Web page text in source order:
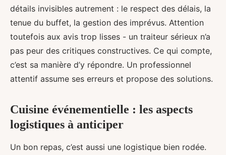
détails invisibles autrement : le respect des délais, la
tenue du buffet, la gestion des imprévus. Attention
toutefois aux avis trop lisses - un traiteur sérieux n’a
pas peur des critiques constructives. Ce qui compte,
c’est sa manière d’y répondre. Un professionnel
attentif assume ses erreurs et propose des solutions.
Cuisine événementielle : les aspects
logistiques à anticiper
Un bon repas, c’est aussi une logistique bien rodée.